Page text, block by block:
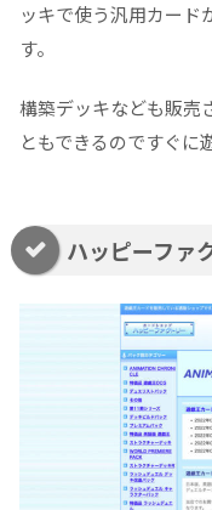
ッキで使う汎用カード
す。
構築デッキなども販売
ともできるのですぐに
ハッピーファ